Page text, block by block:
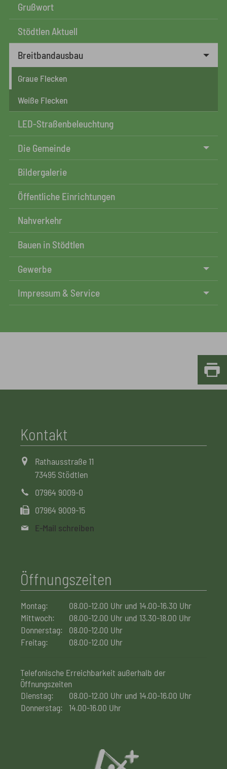
Grußwort
Stödtlen Aktuell
Breitbandausbau
Graue Flecken
Weiße Flecken
LED-Straßenbeleuchtung
Die Gemeinde
Bildergalerie
Öffentliche Einrichtungen
Nahverkehr
Bauen in Stödtlen
Gewerbe
Impressum & Service
Kontakt
Rathausstraße 11
73495 Stödtlen
07964 9009-0
07964 9009-15
E-Mail schreiben
Öffnungszeiten
Montag:
08.00-12.00 Uhr und 14.00-16.30 Uhr
Mittwoch:
08.00-12.00 Uhr und 13.30-18.00 Uhr
Donnerstag:
08.00-12.00 Uhr
Freitag:
08.00-12.00 Uhr
Telefonische Erreichbarkeit außerhalb der
Öffnungszeiten
Dienstag:
08.00-12.00 Uhr und 14.00-16.00 Uhr
Donnerstag: 14.00-16.00 Uhr